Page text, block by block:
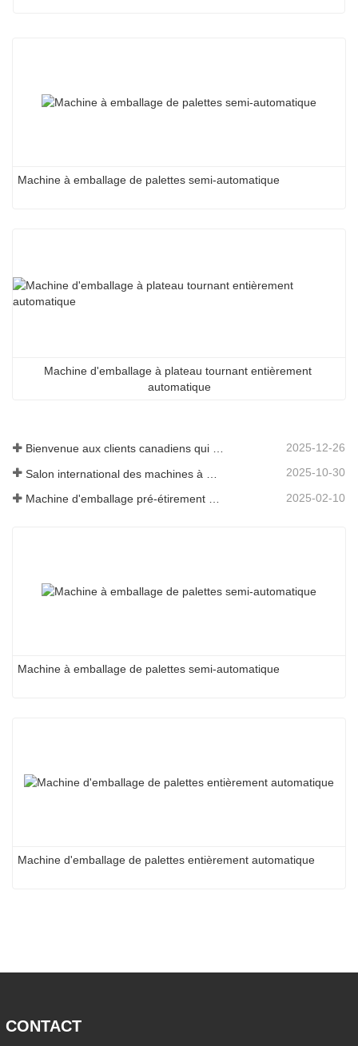
Machine à emballage de palettes semi-automatique
Machine d'emballage à plateau tournant entièrement
automatique
Bienvenue aux clients canadiens qui visitent notre entreprise 2025-12-26
2025-10-30
2025-02-10
Machine à emballage de palettes semi-automatique
Machine d'emballage de palettes entièrement automatique
CONTACT